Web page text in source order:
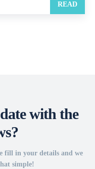
READ
with the
fill in your details and we
simple!